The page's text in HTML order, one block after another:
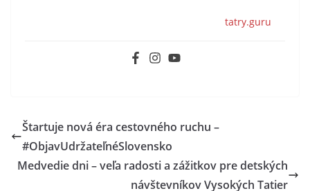
tatry.guru
Štartuje nová éra cestovného ruchu –
#ObjavUdržateľnéSlovensko
Medvedie dni – veľa radosti a zážitkov pre detských
návštevníkov Vysokých Tatier